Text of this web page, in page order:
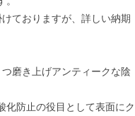
ておりますが、詳しい納期
磨き上げアンティークな陰
化防止の役目として表面にク